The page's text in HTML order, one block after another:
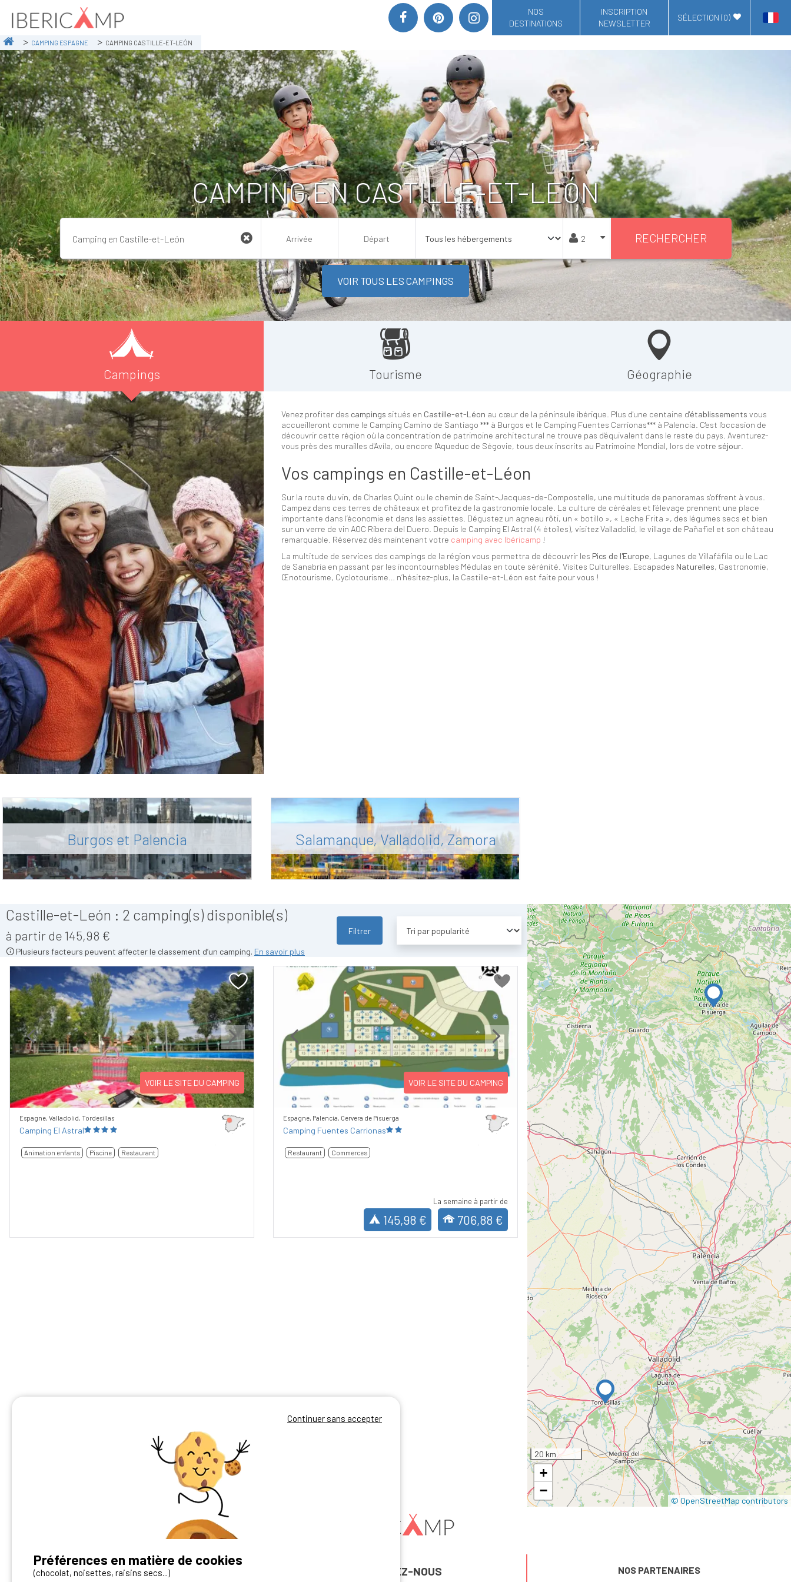
NOS
DESTINATIONS
INSCRIPTION
NEWSLETTER
SÉLECTION (0)
CAMPING ESPAGNE CAMPING CASTILLE-ET-LEÓN
CAMPING EN CASTILLE-ET-LEÓN
RECHERCHER
VOIR TOUS LES CAMPINGS
Campings Tourisme Géographie
Venez profiter des campings situés en Castille-et-Léon au cœur de la péninsule ibérique. Plus d'une centaine d'établissements vous
accueilleront comme le Camping Camino de Santiago *** à Burgos et le Camping Fuentes Carrionas*** à Palencia. C'est l'occasion de
découvrir cette région où la concentration de patrimoine architectural ne trouve pas d'équivalent dans le reste du pays. Aventurez-
vous près des murailles d'Avíla, ou encore l'Aqueduc de Ségovie, tous deux inscrits au Patrimoine Mondial, lors de votre séjour
Vos campings en Castille-et-Léon
Sur la route du vin, de Charles Quint ou le chemin de Saint-Jacques-de-Compostelle, une multitude de panoramas s'offrent à vous.
Campez dans ces terres de châteaux et profitez de la gastronomie locale. La culture de céréales et l’élevage prennent une place
importante dans l’économie et dans les assiettes. Dégustez un agneau rôti, un « botillo », « Leche Frita », des légumes secs et bien
sur un verre de vin AOC Ribera del Duero. Depuis le Camping El Astral (4 étoiles), visitez Valladolid, le village de Pañafiel et son château
remarquable. Réservez dés maintenant votre camping avec Ibéricamp !
La multitude de services des campings de la région vous permettra de découvrir les Pics de l'Europe, Lagunes de Villafáfila ou le Lac
de Sanabria en passant par les incontournables Médulas en toute sérénité. Visites Culturelles, Escapades Naturelles, Gastronomie,
Œnotourisme, Cyclotourisme… n’hésitez-plus, la Castille-et-Léon est faite pour vous !
Burgos et Palencia Salamanque, Valladolid, Zamora
Castille-et-León : 2 camping(s) disponible(s)
à partir de 145,98 €
Plusieurs facteurs peuvent affecter le classement d’un camping. En savoir plus
Filtrer
Previous Next
VOIR LE SITE DU CAMPING
Espagne, Valladolid, Tordesillas
Camping El Astral
Animation enfants Piscine Restaurant
Previous Next
VOIR LE SITE DU CAMPING
Espagne, Palencia, Cervera de Pisuerga
Camping Fuentes Carrionas
Restaurant Commerces
La semaine à partir de
145,98 € 706,88 €
20 km
+
−
© OpenStreetMap contributors
Vous avez un camping ? REJOIGNEZ-NOUS NOS PARTENAIRES
Continuer sans accepter
Préférences en matière de cookies
(chocolat, noisettes, raisins secs...)